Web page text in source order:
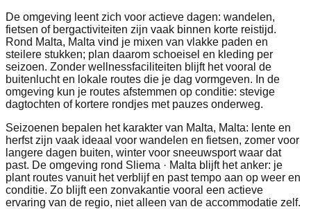
De omgeving leent zich voor actieve dagen: wandelen,
fietsen of bergactiviteiten zijn vaak binnen korte reistijd.
Rond Malta, Malta vind je mixen van vlakke paden en
steilere stukken; plan daarom schoeisel en kleding per
seizoen. Zonder wellnessfaciliteiten blijft het vooral de
buitenlucht en lokale routes die je dag vormgeven. In de
omgeving kun je routes afstemmen op conditie: stevige
dagtochten of kortere rondjes met pauzes onderweg.
Seizoenen bepalen het karakter van Malta, Malta: lente en
herfst zijn vaak ideaal voor wandelen en fietsen, zomer voor
langere dagen buiten, winter voor sneeuwsport waar dat
past. De omgeving rond Sliema · Malta blijft het anker: je
plant routes vanuit het verblijf en past tempo aan op weer en
conditie. Zo blijft een zonvakantie vooral een actieve
ervaring van de regio, niet alleen van de accommodatie zelf.